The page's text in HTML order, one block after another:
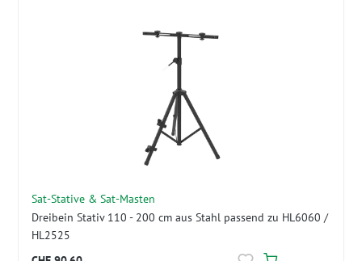
Sat-Stative & Sat-Masten
Dreibein Stativ 110 - 200 cm aus Stahl passend zu HL6060 /
HL2525